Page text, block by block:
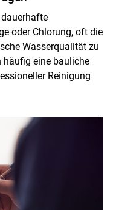
oder Chlorung, oft die
Wasserqualität zu
häufig eine bauliche
Reinigung